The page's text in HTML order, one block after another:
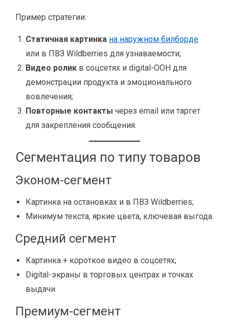
Пример стратегии:
Статичная картинка на наружном билборде
или в ПВЗ Wildberries для узнаваемости;
Видео ролик в соцсетях и digital-OOH для
демонстрации продукта и эмоционального
вовлечения;
Повторные контакты через email или таргет
для закрепления сообщения.
Сегментация по типу товаров
Эконом-сегмент
Картинка на остановках и в ПВЗ Wildberries;
Минимум текста, яркие цвета, ключевая выгода.
Средний сегмент
Картинка + короткое видео в соцсетях;
Digital-экраны в торговых центрах и точках
выдачи.
Премиум-сегмент